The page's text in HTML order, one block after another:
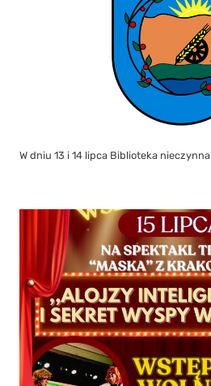
W dniu 13 i 14 lipca Biblioteka nieczynna